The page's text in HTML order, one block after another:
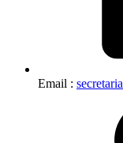
Email :